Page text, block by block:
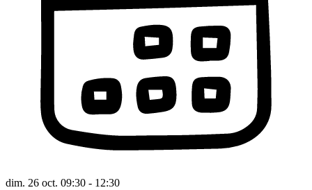
dim. 26 oct. 09:30 - 12:30